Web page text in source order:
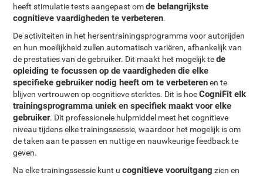
heeft stimulatie tests aangepast omde belangrijkste
cognitieve vaardigheden te verbeteren.
De activiteiten in het hersentrainingsprogramma voor autorijden
en hun moeilijkheid zullen automatisch variëren, afhankelijk van
de prestaties van de gebruiker. Dit maakt het mogelijk tede
opleiding te focussen op de vaardigheden die elke
specifieke gebruiker nodig heeft om te verbeterenen te
blijven vertrouwen op cognitieve sterktes. Dit is hoeCogniFit elk
trainingsprogramma uniek en specifiek maakt voor elke
gebruiker. Dit professionele hulpmiddel meet het cognitieve
niveau tijdens elke trainingssessie, waardoor het mogelijk is om
de taken aan te passen en nuttige en nauwkeurige feedback te
geven.
Na elke trainingssessie kunt ucognitieve vooruitgang zien en